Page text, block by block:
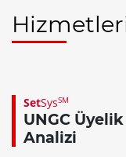
SetSysSM
UNGC Üyelik
Analizi